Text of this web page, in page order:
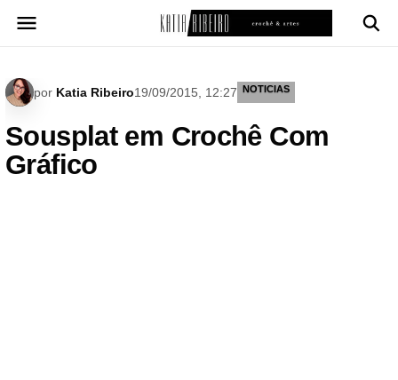
para
por Katia Ribeiro19/09/2015, 12:27 NOTICIAS
Sousplat em Crochê Com
Gráfico